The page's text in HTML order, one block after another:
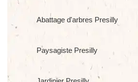
Abattage d'arbres Presilly
Paysagiste Presilly